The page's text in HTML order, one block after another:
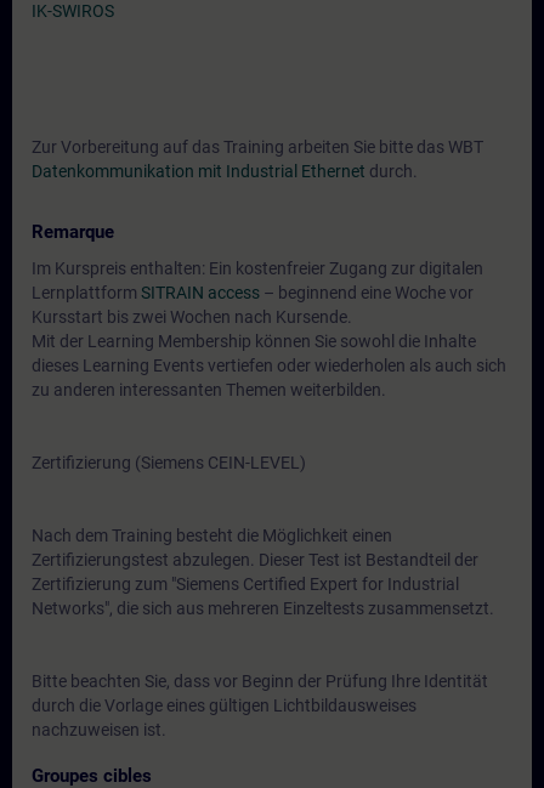
IK-SWIROS
Zur Vorbereitung auf das Training arbeiten Sie bitte das WBT
Datenkommunikation mit Industrial Ethernet durch.
Remarque
Im Kurspreis enthalten: Ein kostenfreier Zugang zur digitalen
Lernplattform SITRAIN access – beginnend eine Woche vor
Kursstart bis zwei Wochen nach Kursende.
Mit der Learning Membership können Sie sowohl die Inhalte
dieses Learning Events vertiefen oder wiederholen als auch sich
zu anderen interessanten Themen weiterbilden.
Zertifizierung (Siemens CEIN-LEVEL)
Nach dem Training besteht die Möglichkeit einen
Zertifizierungstest abzulegen. Dieser Test ist Bestandteil der
Zertifizierung zum "Siemens Certified Expert for Industrial
Networks", die sich aus mehreren Einzeltests zusammensetzt.
Bitte beachten Sie, dass vor Beginn der Prüfung Ihre Identität
durch die Vorlage eines gültigen Lichtbildausweises
nachzuweisen ist.
Groupes cibles